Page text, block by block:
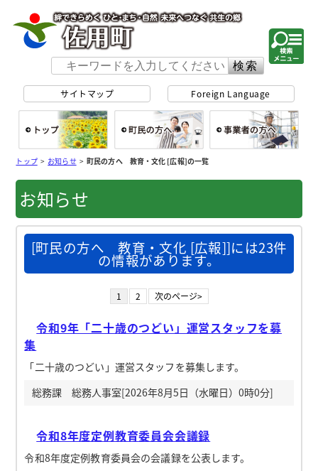
サイトマップ Foreign Language
総合トップ 町民の方へ
トップ> お知らせ>町民の方へ 教育・文化 [広報]の一覧
お知らせ
[町民の方へ 教育・文化 [広報]]には23件
の情報があります。
1 2 次のページ>
令和9年「二十歳のつどい」運営スタッフを募
集
「二十歳のつどい」運営スタッフを募集します。
総務課 総務人事室[2026年8月5日（水曜日）0時0分]
令和8年度定例教育委員会会議録
令和8年度定例教育委員会の会議録を公表します。